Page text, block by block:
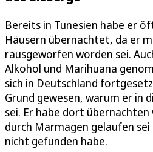
Bereits in Tunesien habe er
Häusern übernachtet, da er
rausgeworfen worden sei.
Alkohol und Marihuana
sich in Deutschland
Grund gewesen, warum er in
sei. Er habe dort
durch Marmagen gelaufen
nicht gefunden habe.